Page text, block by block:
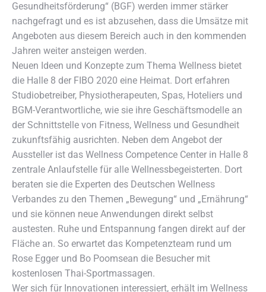
Gesundheitsförderung“ (BGF) werden immer stärker
nachgefragt und es ist abzusehen, dass die Umsätze mit
Angeboten aus diesem Bereich auch in den kommenden
Jahren weiter ansteigen werden.
Neuen Ideen und Konzepte zum Thema Wellness bietet
die Halle 8 der FIBO 2020 eine Heimat. Dort erfahren
Studiobetreiber, Physiotherapeuten, Spas, Hoteliers und
BGM-Verantwortliche, wie sie ihre Geschäftsmodelle an
der Schnittstelle von Fitness, Wellness und Gesundheit
zukunftsfähig ausrichten. Neben dem Angebot der
Aussteller ist das Wellness Competence Center in Halle 8
zentrale Anlaufstelle für alle Wellnessbegeisterten. Dort
beraten sie die Experten des Deutschen Wellness
Verbandes zu den Themen „Bewegung“ und „Ernährung“
und sie können neue Anwendungen direkt selbst
austesten. Ruhe und Entspannung fangen direkt auf der
Fläche an. So erwartet das Kompetenzteam rund um
Rose Egger und Bo Poomsean die Besucher mit
kostenlosen Thai-Sportmassagen.
Wer sich für Innovationen interessiert, erhält im Wellness